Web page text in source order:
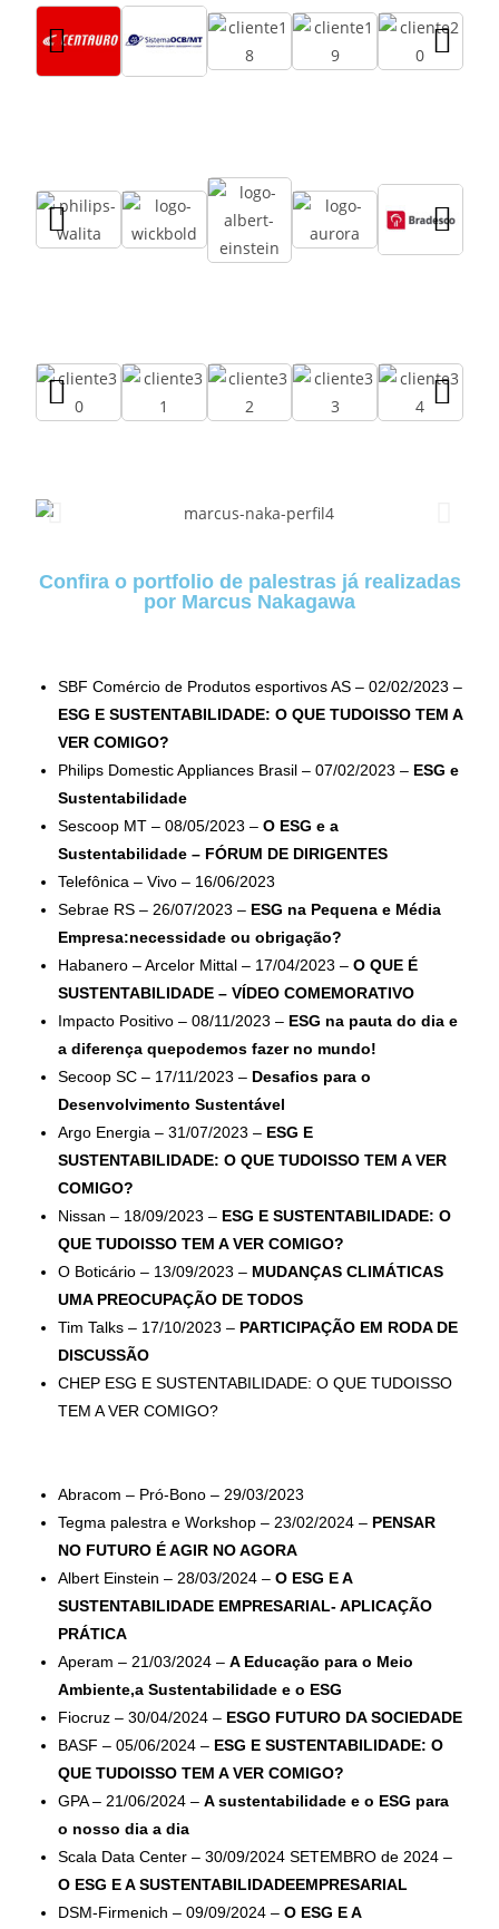
Confira o portfolio de palestras já realizadas
por Marcus Nakagawa
SBF Comércio de Produtos esportivos AS – 02/02/2023 –
ESG E SUSTENTABILIDADE: O QUE TUDOISSO TEM A
VER COMIGO?
Philips Domestic Appliances Brasil – 07/02/2023 – ESG e
Sustentabilidade
Sescoop MT – 08/05/2023 –O ESG e a
Sustentabilidade – FÓRUM DE DIRIGENTES
Telefônica – Vivo – 16/06/2023
Sebrae RS – 26/07/2023 – ESG na Pequena e Média
Empresa:necessidade ou obrigação?
Habanero – Arcelor Mittal – 17/04/2023 –O QUE É
SUSTENTABILIDADE – VÍDEO COMEMORATIVO
Impacto Positivo – 08/11/2023 – ESG na pauta do dia e
a diferença quepodemos fazer no mundo!
Secoop SC – 17/11/2023 – Desafios para o
Desenvolvimento Sustentável
Argo Energia – 31/07/2023 – ESG E
SUSTENTABILIDADE: O QUE TUDOISSO TEM A VER
COMIGO?
Nissan – 18/09/2023 – ESG E SUSTENTABILIDADE: O
QUE TUDOISSO TEM A VER COMIGO?
O Boticário – 13/09/2023 – MUDANÇAS CLIMÁTICAS
UMA PREOCUPAÇÃO DE TODOS
Tim Talks – 17/10/2023 – PARTICIPAÇÃO EM RODA DE
DISCUSSÃO
CHEP ESG E SUSTENTABILIDADE: O QUE TUDOISSO
TEM A VER COMIGO?
Abracom – Pró-Bono – 29/03/2023
Tegma palestra e Workshop – 23/02/2024 – PENSAR
NO FUTURO É AGIR NO AGORA
Albert Einstein – 28/03/2024 –O ESG E A
SUSTENTABILIDADE EMPRESARIAL- APLICAÇÃO
PRÁTICA
Aperam – 21/03/2024 –A Educação para o Meio
Ambiente,a Sustentabilidade e o ESG
Fiocruz – 30/04/2024 – ESGO FUTURO DA SOCIEDADE
BASF – 05/06/2024 – ESG E SUSTENTABILIDADE: O
QUE TUDOISSO TEM A VER COMIGO?
GPA – 21/06/2024 –A sustentabilidade e o ESG para
o nosso dia a dia
Scala Data Center – 30/09/2024 SETEMBRO de 2024 –
O ESG E A SUSTENTABILIDADEEMPRESARIAL
DSM-Firmenich – 09/09/2024 –O ESG E A